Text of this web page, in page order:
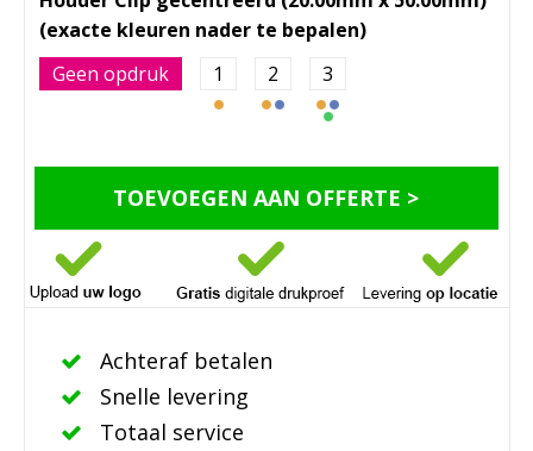
Geen opdruk 1 2 3
TOEVOEGEN AAN OFFERTE >
Achteraf betalen
Snelle levering
Totaal service